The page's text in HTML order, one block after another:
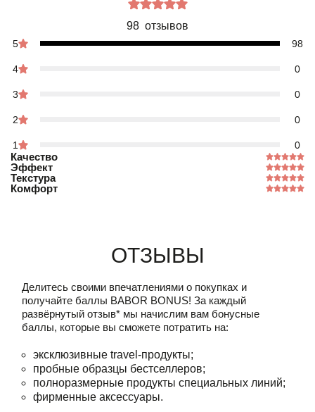
98 отзывов
5 98
4 0
3 0
2 0
1 0
Качество
Эффект
Текстура
Комфорт
Отзывы
Делитесь своими впечатлениями о покупках и
получайте баллы BABOR BONUS! За каждый
развёрнутый отзыв* мы начислим вам бонусные
баллы, которые вы сможете потратить на:
эксклюзивные travel-продукты;
пробные образцы бестселлеров;
полноразмерные продукты специальных линий;
фирменные аксессуары.